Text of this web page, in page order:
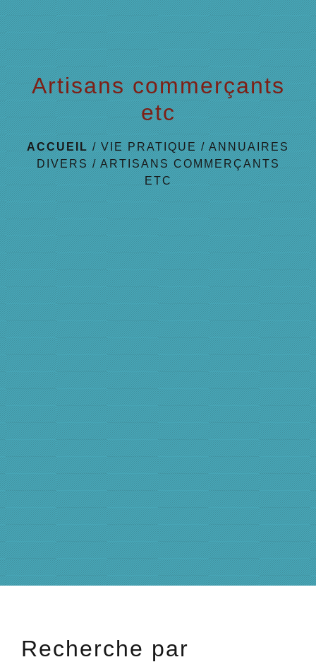
Artisans commerçants
etc
ACCUEIL / VIE PRATIQUE / ANNUAIRES
DIVERS / ARTISANS COMMERÇANTS
ETC
Recherche par